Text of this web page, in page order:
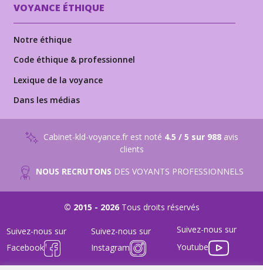
VOYANCE ÉTHIQUE
Notre éthique
Code éthique & professionnel
Lexique de la voyance
Dans les médias
Cabinet-kld-voyance.fr est noté 4.5 / 5 sur 988avis
clients
NOUS RECRUTONS DES VOYANTS PROFESSIONNELS
© 2015 - 2026Tous droits réservés
Suivez-nous sur
Facebook
Suivez-nous sur
Instagram
Suivez-nous sur
Youtube